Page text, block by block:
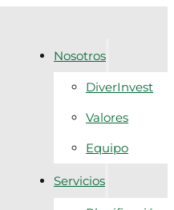
Nosotros
DiverInvest
Valores
Equipo
Servicios